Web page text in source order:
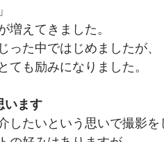
増えてきました。
った中ではじめましたが、
ても励みになりました。
います
したいという思いで撮影を